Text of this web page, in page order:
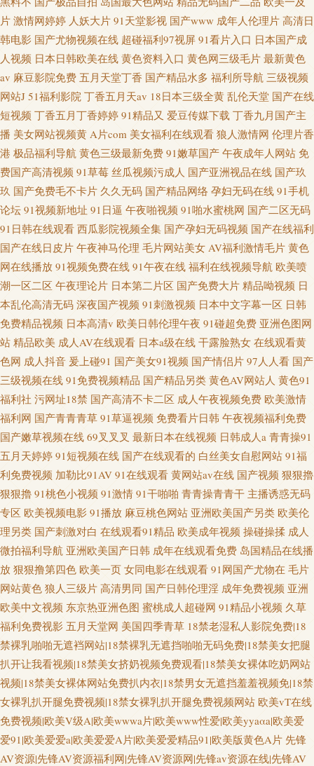
片 激情网婷婷 人妖大片 91天堂影视 国产www 成年人伦理片 高清日
韩电影 国产尤物视频在线 超碰福利97视屏 91看片入口 日本国产成
人视频 日本日韩欧美在线 黄色资料入口 黄色网三级毛片 最新黄色
av 麻豆影院免费 五月天堂丁香 国产精品水多 福利所导航 三级视频
网站J 51福利影院 丁香五月天av 18日本三级全黄 乱伦天堂 国产在线
短视频 丁香五月丁香婷婷 91精品又 爱豆传媒下载 丁香九月国产主
播 美女网站视频黄 A片com 美女福利在线观看 狼人激情网 伦理片香
港 极品福利导航 黄色三级最新免费 91嫩草国产 午夜成年人网站 免
费国产高清视频 91草莓 丝瓜视频污成人 国产亚洲视品在线 国产玖
玖 国产免费毛不卡片 久久无码 国产精品网络 孕妇无码在线 91手机
论坛 91视频新地址 91日逼 午夜啪视频 91啪水蜜桃网 国产二区无码
91日韩在线观看 西瓜影院视频全集 国产孕妇无码视频 国产在线福利
国产在线日皮片 午夜神马伦理 毛片网站美女 AV福利激情毛片 黄色
网在线播放 91视频免费在线 91午夜在线 福利在线视频导航 欧美喷
潮一区二区 午夜理论片 日本第二片区 国产免费大片 精品呦视频 日
本乱伦高清无码 深夜国产视频 91刺激视频 日本中文字幕一区 日韩
免费精品视频 日本高清v 欧美日韩伦理午夜 91碰超免费 亚洲色图网
站 精品欧美 成人AV在线观看 日本a级在线 干露脸熟女 在线观看黄
色网 成人抖音 爰上碰91 国产美女91视频 国产情侣片 97人人看 国产
三级视频在线 91免费视频精品 国产精品另类 黄色AV网站人 黄色91
福利社 污网址18禁 国产高清不卡二区 成人午夜视频免费 欧美激情
福利网 国产青青青草 91草逼视频 免费看片日韩 午夜视频福利免费
国产嫩草视频在线 69叉叉叉 最新日本在线视频 日韩成人a 青青操91
五月天婷婷 91短视频在线 国产在线观看的 白丝美女自慰网站 91福
利免费视频 加勒比91AV 91在线观看 黄网站av在线 国产视频 狠狠擼
狠狠擼 91桃色小视频 91激情 91干啪啪 青青操青青干 主播诱惑无码
专区 欧美视频电影 91播放 麻豆桃色网站 亚洲欧美国产另类 欧美伦
理另类 国产刺激对白 在线观看91精品 欧美成年视频 操碰操揉 成人
微拍福利导航 亚洲欧美国产日韩 成年在线观看免费 岛国精品在线播
放 狠狠撸第四色 欧美一页 女同电影在线观看 91网国产尤物在 毛片
网站黄色 狼人三级片 高清男同 国产日韩伦理淫 成年免费视频 亚洲
欧美中文视频 东京热亚洲色图 蜜桃成人超碰网 91精品小视频 久草
福利免费视影 五月天堂网 美国四季青草 18禁老湿私人影院免费|18
禁裸乳啪啪无遮裆网站|18禁裸乳无遮挡啪啪无码免费|18禁美女把腿
扒开让我看视频|18禁美女挤奶视频免费观看|18禁美女裸体吃奶网站
视频|18禁美女裸体网站免费扒内衣|18禁男女无遮挡羞羞视频免|18禁
女裸乳扒开腿免费视频|18禁女裸乳扒开腿免费视频网站 欧美vT在线
免费视频|欧美V级A|欧美wwwa片|欧美www性爱|欧美yyaαa|欧美爱
爱91|欧美爱爱a|欧美爱爱A片|欧美爱爱精品91|欧美版黄色A片 先锋
AV资源|先锋AV资源福利网|先锋AV资源网|先锋av资源在线|先锋AV